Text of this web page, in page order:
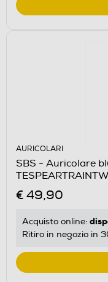
AURICOLARI
SBS - Auricolare
€ 49,90
Acquisto online:
Ritiro in negozio in